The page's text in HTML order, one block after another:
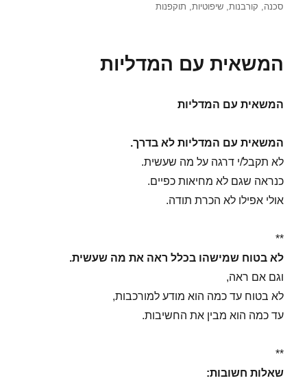
בתאריך
סכנה, קורבנות,שיפוטיות, תוקפנות
המשאית עם המדליות
המשאית עם המדליות
המשאית עם המדליות לא בדרך.
לא תקבל/י דרגה על מה שעשית.
כנראה שגם לא מחיאות כפיים.
אולי אפילו לא הכרת תודה.
**
לא בטוח שמישהו בכלל ראה את מה שעשית.
וגם אם ראה,
לא בטוח עד כמה הוא מודע למורכבות,
עד כמה הוא מבין את החשיבות.
**
שאלות חשובות: